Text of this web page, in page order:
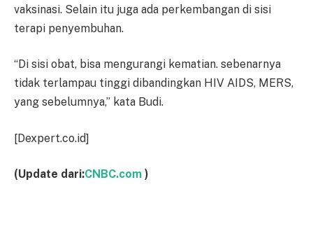
vaksinasi. Selain itu juga ada perkembangan di sisi
terapi penyembuhan.
“Di sisi obat, bisa mengurangi kematian. sebenarnya
tidak terlampau tinggi dibandingkan HIV AIDS, MERS,
yang sebelumnya,” kata Budi.
[Dexpert.co.id]
(Update dari:CNBC.com )